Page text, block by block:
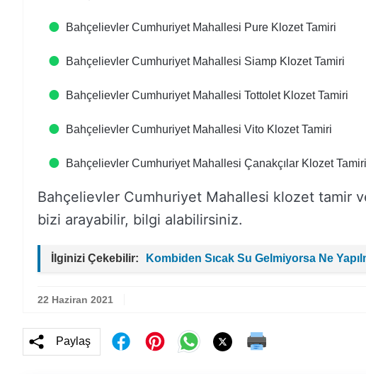
Bahçelievler Cumhuriyet Mahallesi Pure Klozet Tamiri
Bahçelievler Cumhuriyet Mahallesi Siamp Klozet Tamiri
Bahçelievler Cumhuriyet Mahallesi Tottolet Klozet Tamiri
Bahçelievler Cumhuriyet Mahallesi Vito Klozet Tamiri
Bahçelievler Cumhuriyet Mahallesi Çanakçılar Klozet Tamiri
Bahçelievler Cumhuriyet Mahallesi klozet tamir
bizi arayabilir, bilgi alabilirsiniz.
İlginizi Çekebilir: Kombiden Sıcak Su Gelmiyorsa Ne
22 Haziran 2021
Paylaş